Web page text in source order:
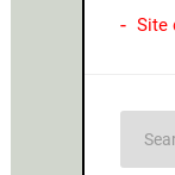
Site